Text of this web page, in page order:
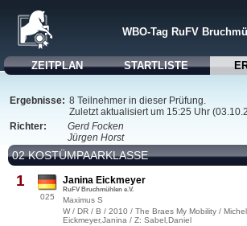
WBO-Tag RuFV
ZEITPLAN STARTLISTE
Ergebnisse: 8 Teilnehmer in dieser Prüfung.
Zuletzt aktualisiert um 15:25 Uhr
Richter:
Gerd Focken
Jürgen Horst
02 KOSTÜMPAARKLASSE
1
025
Janina Eickmeyer
RuFV Bruchmühlen e.V.
Maximus S
W / DR / B / 2010 / The Braes My Mobility /
Eickmeyer,Janina / Z: Sabel,Daniel